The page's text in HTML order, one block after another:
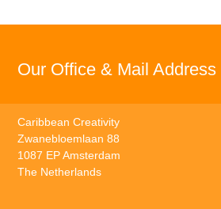
Our Office & Mail Address
Caribbean Creativity
Zwanebloemlaan 88
1087 EP Amsterdam
The Netherlands